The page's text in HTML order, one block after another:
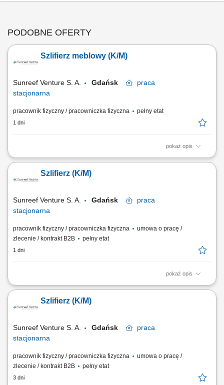
PODOBNE OFERTY
Szlifierz meblowy (K/M)
Sunreef Venture S. A. Gdańsk
praca
stacjonarna
pracownik fizyczny / pracowniczka fizyczna pełny etat
1 dni
pokaż opis
Zakres obowiązków: Szlifowanie elementów meblowych przy stołach
podkładowania i lakierowania. Oklejanie i zabezpieczanie elementów
przed procesem lakierniczym. Praca z substancjami chemicznymi z
Szlifierz (K/M)
Sunreef Venture S. A. Gdańsk
praca
stacjonarna
pracownik fizyczny / pracowniczka fizyczna
umowa o pracę /
zlecenie / kontrakt B2B
pełny etat
1 dni
pokaż opis
Zakres obowiązków: Szlifowanie i szpachlowanie elementów
etapów produkcji; Polerowanie elementów w celu uzyskania wysokiej
jakości wykończenia; Kontrola jakości wykonywanych prac oraz bieżące
Szlifierz (K/M)
Sunreef Venture S. A. Gdańsk
praca
stacjonarna
pracownik fizyczny / pracowniczka fizyczna
umowa o pracę /
zlecenie / kontrakt B2B
pełny etat
3 dni